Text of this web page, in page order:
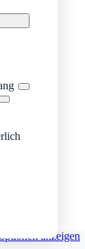
anzeigen